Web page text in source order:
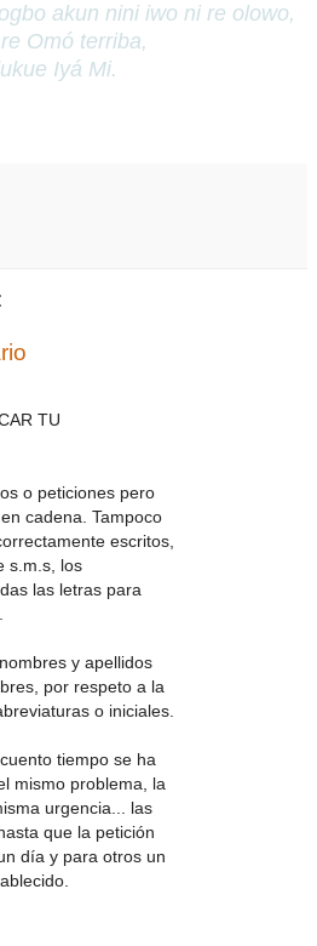
akun nini iwo ni re olowo,
Omó terriba,
Iyá Mi.
TU
o peticiones pero
cadena. Tampoco
escritos,
s.m.s, los
las letras para
y apellidos
por respeto a la
o iniciales.
tiempo se ha
mismo problema, la
urgencia... las
que la petición
día y para otros un